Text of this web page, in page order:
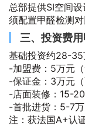
总部提供SI空间
须配置甲醛检测
三、投资费用
基础投资约28-35
-加盟费：5万元（
-保证金：3万元（
-店面装修：15-
-首批进货：5-7
注：获法国A+认